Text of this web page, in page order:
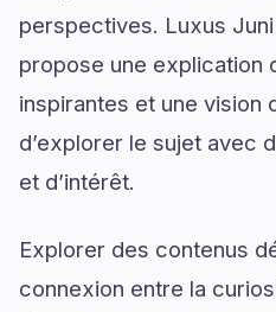
perspectives. Luxus
propose une explication
inspirantes et une vision
d’explorer le sujet avec
et d’intérêt.
Explorer des contenus
connexion entre la